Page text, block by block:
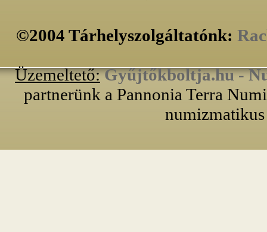
©2004 Tárhelyszolgáltatónk:
Üzemeltető: Gyűjtőkboltja.hu -
partnerünk a Pannonia Terra
numizmatikus